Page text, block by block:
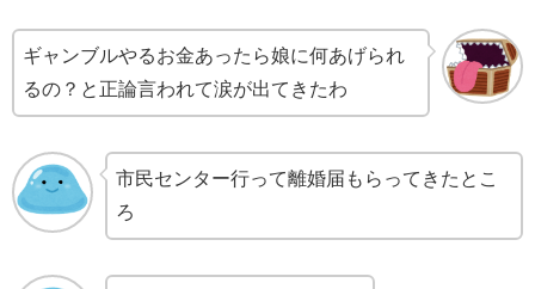
ギャンブルやるお金あったら娘に何あげられ
るの？と正論言われて涙が出てきたわ
市民センター行って離婚届もらってきたとこ
ろ